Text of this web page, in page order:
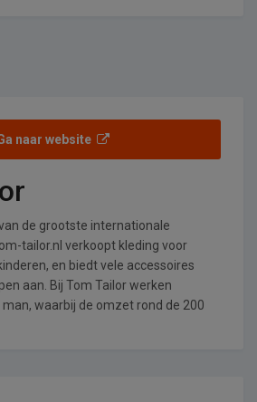
naar website
de grootste internationale
tailor.nl verkoopt kleding voor
en biedt vele accessoires
aan. Bij Tom Tailor werken
waarbij de omzet rond de 200